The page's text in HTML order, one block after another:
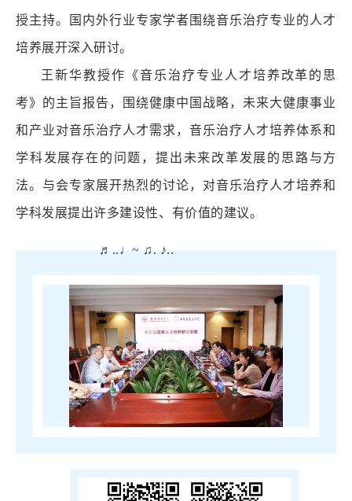
授主持。国内外行业专家学者围绕音乐治疗专业的人才
培养展开深入研讨。
王新华教授作《音乐治疗专业人才培养改革的思
考》的主旨报告，围绕健康中国战略，未来大健康事业
和产业对音乐治疗人才需求，音乐治疗人才培养体系和
学科发展存在的问题，提出未来改革发展的思路与方
法。与会专家展开热烈的讨论，对音乐治疗人才培养和
学科发展提出许多建设性、有价值的建议。
♬..♩~ ♫. ♪..